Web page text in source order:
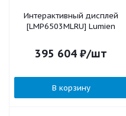
Интерактивный дисплей
[LMP6503MLRU] Lumien
395 604 ₽/шт
В корзину